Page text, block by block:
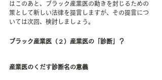
はこのあと、ブラック産業医の動きを封じるための
策として新しい法律を提言しますが、その提言につ
いては次回、検討しましょう。
ブラック産業医（２）産業医の「診断」？
産業医のくだす診断名の意義